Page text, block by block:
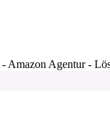
Agentur -